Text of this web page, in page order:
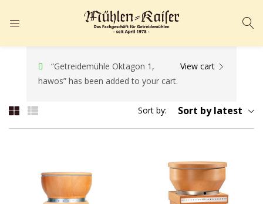
ANMELDEN
Geben Sie Ihren Benutzernamen und Ihr Passwort ein, um sich
anzumelden.
Angemeldet bleiben Passwort vergessen?
View cart
“Getreidemühle Oktagon 1,
hawos” has been added to your cart.
Sort by: Sort by latest